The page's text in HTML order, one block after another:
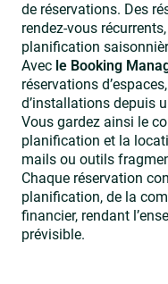
de réservations. Des
rendez-vous
planification
Avec le Booking
réservations
d’installations depuis
Vous gardez ainsi le
planification et la
mails ou outils
Chaque réservation
planification, de la
financier, rendant
prévisible.